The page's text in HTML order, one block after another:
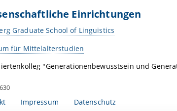
Einrichtungen
Graduate School of Linguistics
für Mittelalterstudien
"Generationenbewusstsein und
Impressum Datenschutz